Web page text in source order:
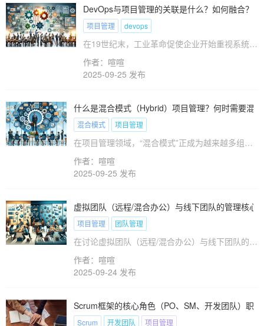
齐（垂直-水平双维度），到时间框架设计（季度周
期）、责任角色分配（RACI模型）、进度跟踪机制
（看板与周报），再到定期回顾（双周节奏）、团
队激励（透明化进度公示）、成果评估（360度反
馈）及流程优化（PDCA循环）。这些模块构成完
整的OKR实施闭环，帮助项目管理者在资源有限条
件下实现目标聚焦与执行落地。
DevOps与项目管理的关联是什么？如何融合？
项目管理 devops
在19世纪末，工业革命促使企业开始重视系统化
管理和效率提升。这一时期，亨利·甘特和弗雷
德里克·泰勒等人物通过引入标准化管理流程和
时间研究方法，为现代项目管理奠定了基础。同
作为一种新的软件开发方法论在21世纪初崭露头
角。现如今，DevOps与项目管理的融合已成为
推动企业效率和创新的关键环节。在本文中，我
们将探讨DevOps与项目管理的互补关系，以及
如何有效融合两者以实现更高效的项目交付。
作者：喧喧
2025-09-25 发布
什么是混合模式（Hybrid）项目管理？何时需要混
混合模式 项目管理
在项目管理领域，“混合模式”正成为越来越多组织
追求的管理策略。本文将为您揭示混合模式项目管
理的定义和作用，分析传统与敏捷方法如何结合形
成混合模式的优势，并探讨何时以及如何有效地应
作者：喧喧
2025-09-25 发布
虚拟团队（远程/混合办公）与线下团队的管理核心
项目管理 团队管理
在讨论虚拟团队（远程/混合办公）与线下团队的管
理差异时，我们必须认识到这两种团队形式在项目
管理和团队管理中的核心区别。随着全球化进程的
加速，企业越来越依赖虚拟团队来提高生产力和降
在沟通、协作和文化建设方面面临着独特的挑战。
这篇文章将深入探讨这些差异，为您提供清晰的理
作者：喧喧
2025-09-24 发布
Scrum框架的核心角色（PO、SM、开发团队）职
Scrum 开发团队 项目管理